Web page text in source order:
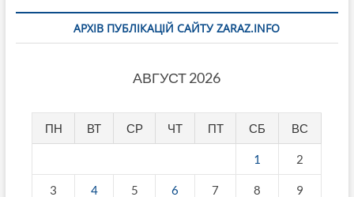
АРХІВ ПУБЛІКАЦІЙ САЙТУ ZARAZ.INFO
АВГУСТ 2026
ПН ВТ СР ЧТ ПТ СБ ВС
1 2
3 4 5 6 7 8 9